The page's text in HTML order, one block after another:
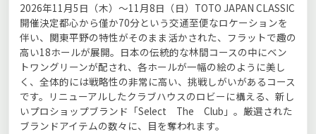
2026年11月5日（木）～11月8日（日）TOTO JAPAN CLASSIC
開催決定都心から僅か70分という交通至便なロケーションを
伴い、関東平野の特性がそのまま活かされた、フラットで趣の
高い18ホールが展開。日本の伝統的な林間コースの中にベン
トワングリーンが配され、各ホールが一幅の絵のように美し
く、全体的には戦略性の非常に高い、挑戦しがいがあるコース
です。リニューアルしたクラブハウスのロビーに構える、新し
いプロショップブランド「Select The Club」。厳選された
ブランドアイテムの数々に、目を奪われます。